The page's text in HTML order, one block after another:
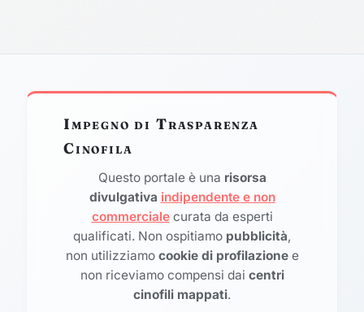
Impegno di Trasparenza
Cinofila
Questo portale è una risorsa
divulgativa indipendente e non
commercialecurata da esperti
qualificati. Non ospitiamo pubblicità,
non utilizziamo cookie di profilazionee
non riceviamo compensi dai centri
cinofili mappati.